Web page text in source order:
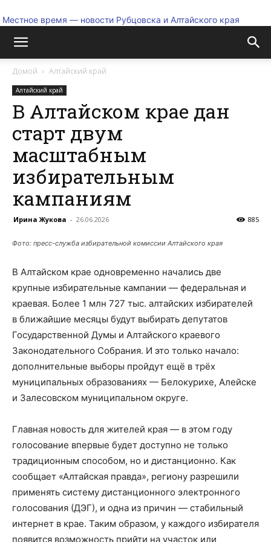
Местное время — новости Рубцовска и Алтайского края
Домой Алтайский край
Алтайский край
В Алтайском крае дан
старт двум
масштабным
избирательным
кампаниям
Ирина Жукова - 26.06.2026 885
Фото: пресс-служба избирательной комиссии Алтайского края
В Алтайском крае одновременно начались две
крупные избирательные кампании — федеральная и
краевая. Более 1 млн 727 тыс. алтайских избирателей
в ближайшие месяцы будут выбирать депутатов
Государственной Думы и Алтайского краевого
Законодательного Собрания. И это только начало:
дополнительные выборы пройдут ещё в трёх
муниципальных образованиях — Белокурихе, Алейске
и Залесовском муниципальном округе.
Главная новость для жителей края — в этом году
голосование впервые будет доступно не только
традиционным способом, но и дистанционно. Как
сообщает «Алтайская правда», региону разрешили
применять систему дистанционного электронного
голосования (ДЭГ), и одна из причин — стабильный
интернет в крае. Таким образом, у каждого избирателя
появится возможность прийти на участок или